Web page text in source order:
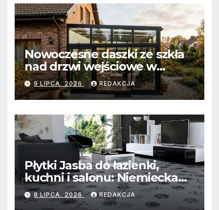
Nowoczesne daszki ze szkła
nad drzwi wejściowe w
Białobrzegach: Połączenie
minimalistycznej estetyki z
bezkompromisową ochroną
wejścia
9 LIPCA, 2026 REDAKCJA
Płytki Jasba do łazienki,
kuchni i salonu: Niemiecka
precyzja, unikalna mozaika i
uniwersalny styl
8 LIPCA, 2026 REDAKCJA